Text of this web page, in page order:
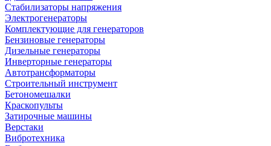
Стабилизаторы напряжения
Электрогенераторы
Комплектующие для генераторов
Бензиновые генераторы
Дизельные генераторы
Инверторные генераторы
Автотрансформаторы
Строительный инструмент
Бетономешалки
Краскопульты
Затирочные машины
Верстаки
Вибротехника